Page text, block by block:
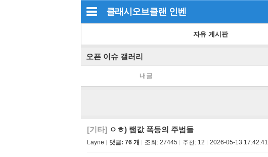
클래시오브클랜 인벤
자유 게시판
오픈 이슈 갤러리
내글
[기타] ㅇㅎ) 램값 폭등의 주범들
Layne 댓글: 76 개 조회: 27445 추천: 12 2026-05-13 17:42:41